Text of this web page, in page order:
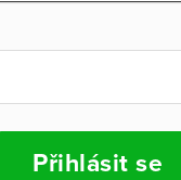
Přihlásit se